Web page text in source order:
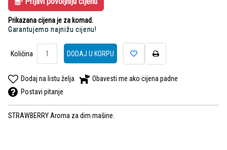
Prikazana cijena je za komad.
Garantujemo najnižu cijenu!
Količina DODAJ U KORPU
Dodaj na listu želja
Obavesti me ako cijena padne
Postavi pitanje
STRAWBERRY Aroma za dim mašine.